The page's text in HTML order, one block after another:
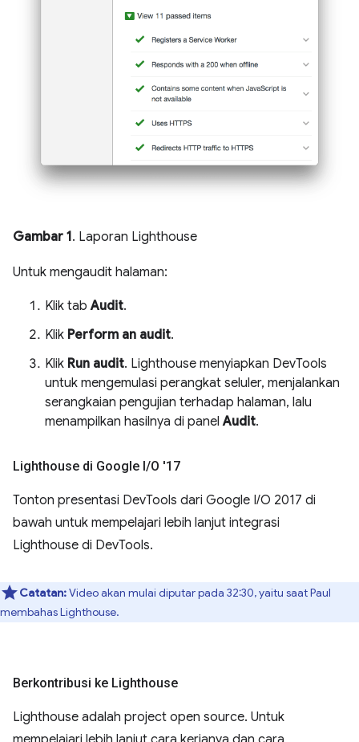
Gambar 1. Laporan Lighthouse
Untuk mengaudit halaman:
Klik tabAudit.
Klik Perform an audit.
Klik Run audit. Lighthouse menyiapkan DevTools
untuk mengemulasi perangkat seluler, menjalankan
serangkaian pengujian terhadap halaman, lalu
menampilkan hasilnya di panelAudit.
Lighthouse di Google I/O '17
Tonton presentasi DevTools dari Google I/O 2017 di
bawah untuk mempelajari lebih lanjut integrasi
Lighthouse di DevTools.
Catatan:Video akan mulai diputar pada 32:30, yaitu saat Paul
membahas Lighthouse.
Berkontribusi ke Lighthouse
Lighthouse adalah project open source. Untuk